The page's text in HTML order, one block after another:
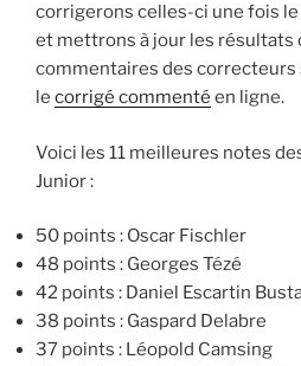
corrigerons celles-ci une fois
et mettrons à jour les résultats
commentaires des correcteurs
le corrigé commenté en ligne.
Voici les 11 meilleures notes
Junior :
50 points : Oscar Fischler
48 points : Georges Tézé
42 points : Daniel Escartin
38 points : Gaspard Delabre
37 points : Léopold Camsing